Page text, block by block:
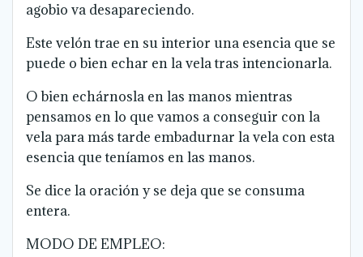
agobio va desapareciendo.
Este velón trae en su interior una esencia que se
puede o bien echar en la vela tras intencionarla.
O bien echárnosla en las manos mientras
pensamos en lo que vamos a conseguir con la
vela para más tarde embadurnar la vela con esta
esencia que teníamos en las manos.
Se dice la oración y se deja que se consuma
entera.
MODO DE EMPLEO: